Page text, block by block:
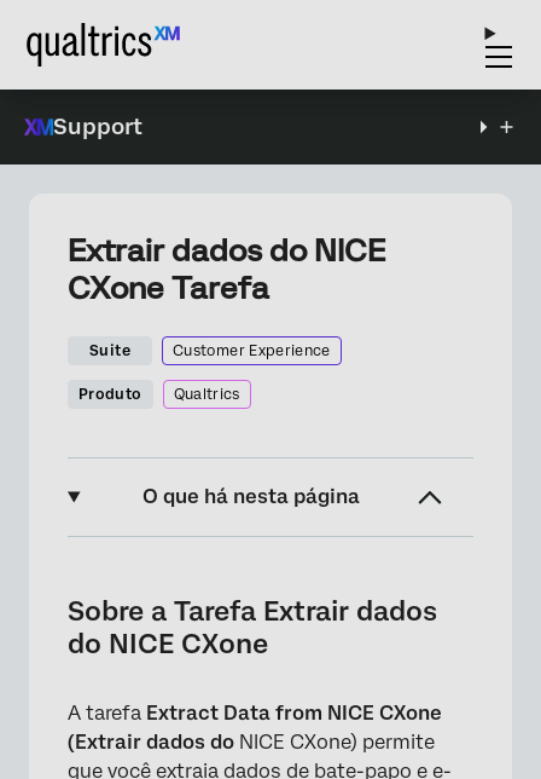
Support
Extrair dados do NICE
CXone Tarefa
Suite Customer Experience
Produto Qualtrics
O que há nesta página
Configuração de uma Tarefa de extração de
dados do NICE CXone
Sobre a Tarefa Extrair dados
do NICE CXone
A tarefa Extract Data from NICE CXone
(Extrair dados do NICE CXone) permite
que você extraia dados de bate-papo e e-